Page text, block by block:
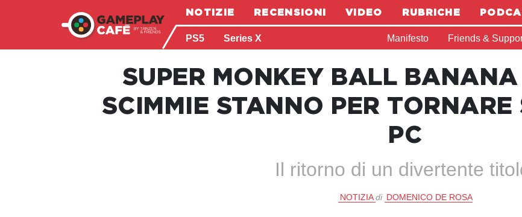
NOTIZIE RECENSIONI VIDEO RUBRICHE
PS5 Series X Manifesto Friends &
SUPER MONKEY BALL
SCIMMIE STANNO PER TORNARE
PC
Il ritorno di un divertente
NOTIZIA di DOMENICO DE ROSA